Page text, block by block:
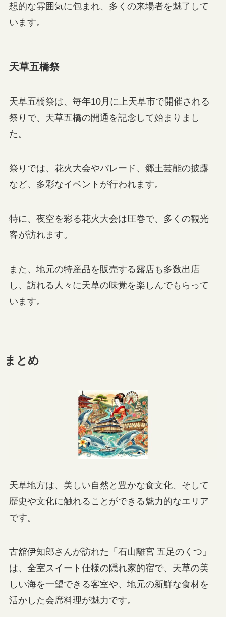
想的な雰囲気に包まれ、多くの来場者を魅了して
います。
天草五橋祭
天草五橋祭は、毎年10月に上天草市で開催される
祭りで、天草五橋の開通を記念して始まりまし
た。
祭りでは、花火大会やパレード、郷土芸能の披露
など、多彩なイベントが行われます。
特に、夜空を彩る花火大会は圧巻で、多くの観光
客が訪れます。
また、地元の特産品を販売する露店も多数出店
し、訪れる人々に天草の味覚を楽しんでもらって
います。
まとめ
天草地方は、美しい自然と豊かな食文化、そして
歴史や文化に触れることができる魅力的なエリア
です。
古舘伊知郎さんが訪れた「石山離宮 五足のくつ」
は、全室スイート仕様の隠れ家的宿で、天草の美
しい海を一望できる客室や、地元の新鮮な食材を
活かした会席料理が魅力です。